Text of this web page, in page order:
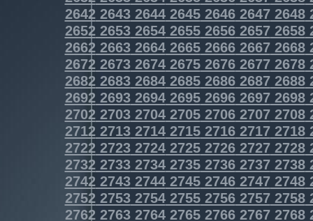
2642264326442645264626472648
2652265326542655265626572658
2662266326642665266626672668
2672267326742675267626772678
2682268326842685268626872688
2692269326942695269626972698
2702270327042705270627072708
2712271327142715271627172718
2722272327242725272627272728
2732273327342735273627372738
2742274327442745274627472748
2752275327542755275627572758
2762276327642765276627672768